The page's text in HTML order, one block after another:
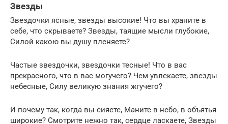
Звезды
Звездочки ясные, звезды высокие! Что вы храните в
себе, что скрываете? Звезды, таящие мысли глубокие,
Силой какою вы душу пленяете?
Частые звездочки, звездочки тесные! Что в вас
прекрасного, что в вас могучего? Чем увлекаете, звезды
небесные, Силу великую знания жгучего?
И почему так, когда вы сияете, Маните в небо, в объятья
широкие? Смотрите нежно так, сердце ласкаете, Звезды